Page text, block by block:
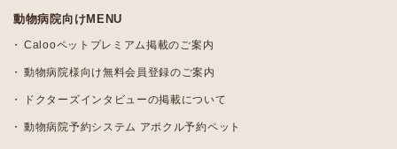
動物病院向けMENU
Calooペットプレミアム掲載のご案内
動物病院様向け無料会員登録のご案内
ドクターズインタビューの掲載について
動物病院予約システム アポクル予約ペット